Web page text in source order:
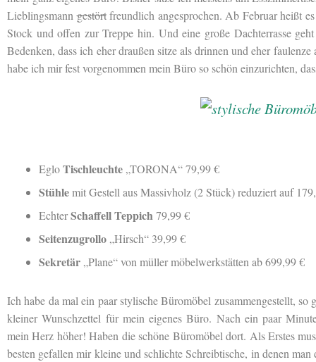
Lieblingsmanngestörtfreundlich angesprochen. Ab Februar heißt
Stock und offen zur Treppe hin. Und eine große Dachterrasse
Bedenken, dass ich eher draußen sitze als drinnen und eher
habe ich mir fest vorgenommen mein Büro so schön einzurichten,
EgloTischleuchte„TORONA“ 79,99 €
Stühlemit Gestell aus Massivholz (2 Stück) reduziert auf
EchterSchaffell Teppich 79,99 €
Seitenzugrollo„Hirsch“ 39,99 €
Sekretär„Plane“ von müller möbelwerkstätten ab 699,99 €
Ich habe da mal ein paar stylische Büromöbel zusammengestellt,
kleiner Wunschzettel für mein eigenes Büro. Nach ein paar
mein Herz höher! Haben die schöne Büromöbel dort. Als Erstes
besten gefallen mir kleine und schlichte Schreibtische, in denen